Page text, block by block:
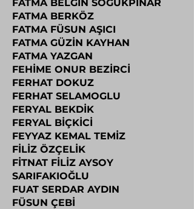
FATMA BELGİN SOGUKPINAR
FATMA BERKÖZ
FATMA FÜSUN AŞICI
FATMA GÜZİN KAYHAN
FATMA YAZGAN
FEHİME ONUR BEZİRCİ
FERHAT DOKUZ
FERHAT SELAMOGLU
FERYAL BEKDİK
FERYAL BİÇKİCİ
FEYYAZ KEMAL TEMİZ
FİLİZ ÖZÇELİK
FİTNAT FİLİZ AYSOY
SARIFAKIOĞLU
FUAT SERDAR AYDIN
FÜSUN ÇEBİ